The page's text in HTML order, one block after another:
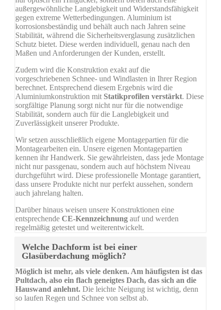
außergewöhnliche Langlebigkeit und Widerstandsfähigkeit
gegen extreme Wetterbedingungen. Aluminium ist
korrosionsbeständig und behält auch nach Jahren seine
Stabilität, während die Sicherheitsverglasung zusätzlichen
Schutz bietet. Diese werden individuell, genau nach den
Maßen und Anforderungen der Kunden, erstellt.
Zudem wird die Konstruktion exakt auf die
vorgeschriebenen Schnee- und Windlasten in Ihrer Region
berechnet. Entsprechend diesem Ergebnis wird die
Aluminiumkonstruktion mit Statikprofilen verstärkt. Diese
sorgfältige Planung sorgt nicht nur für die notwendige
Stabilität, sondern auch für die Langlebigkeit und
Zuverlässigkeit unserer Produkte.
Wir setzen ausschließlich eigene Montagepartien für die
Montagearbeiten ein. Unsere eigenen Montagepartien
kennen ihr Handwerk. Sie gewährleisten, dass jede Montage
nicht nur passgenau, sondern auch auf höchstem Niveau
durchgeführt wird. Diese professionelle Montage garantiert,
dass unsere Produkte nicht nur perfekt aussehen, sondern
auch jahrelang halten.
Darüber hinaus weisen unsere Konstruktionen eine
entsprechende CE-Kennzeichnung auf und werden
regelmäßig getestet und weiterentwickelt.
Welche Dachform ist bei einer
Glasüberdachung möglich?
Möglich ist mehr, als viele denken. Am häufigsten ist das
Pultdach, also ein flach geneigtes Dach, das sich an die
Hauswand anlehnt. Die leichte Neigung ist wichtig, denn
so laufen Regen und Schnee von selbst ab.